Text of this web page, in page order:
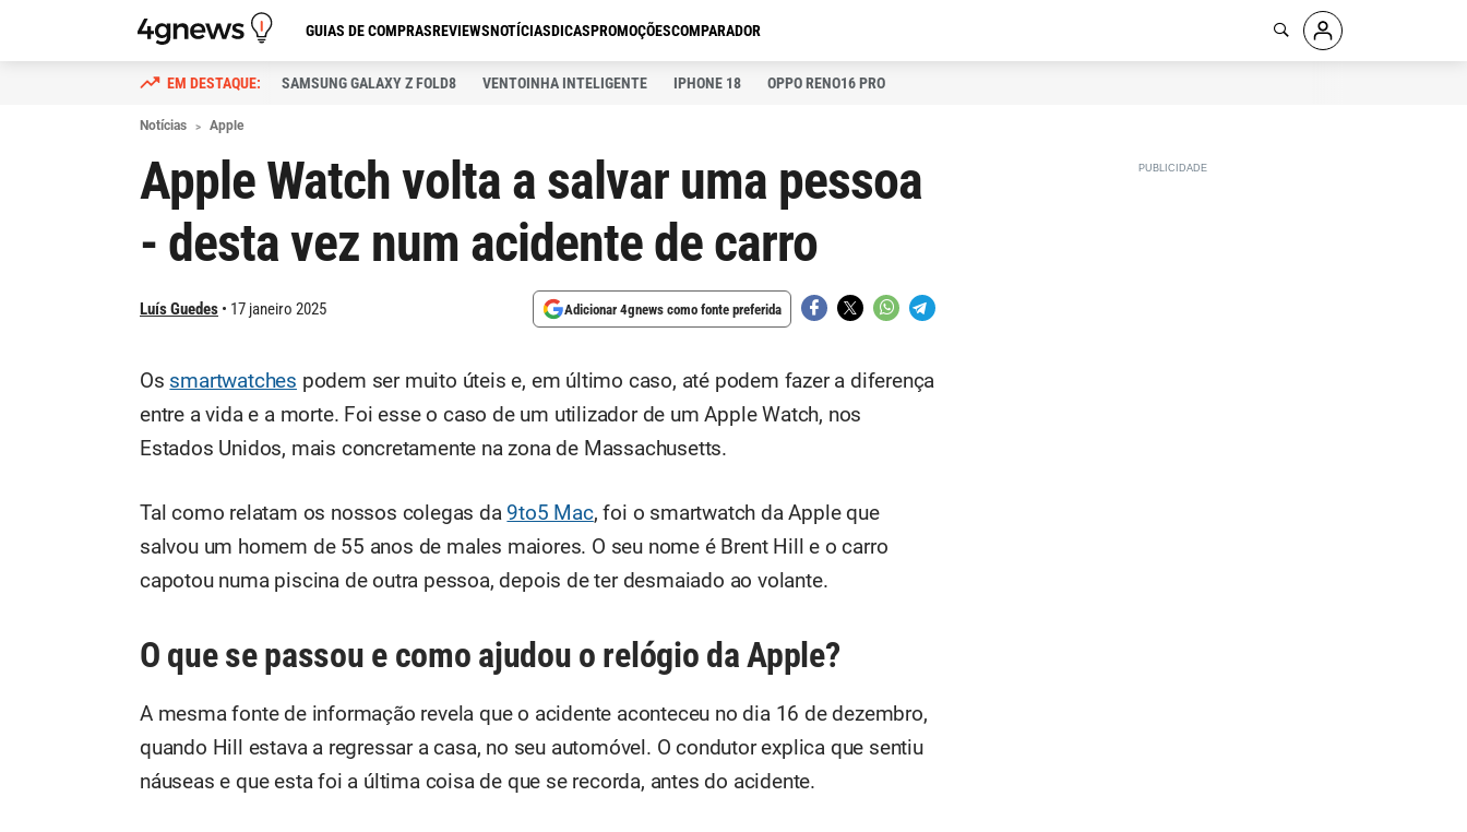
GUIAS DE COMPRASREVIEWSNOTÍCIASDICASPROMOÇÕESCOMPARADOR
SAMSUNG GALAXY Z FOLD8 VENTOINHA INTELIGENTE IPHONE 18 OPPO RENO16 PRO
Notícias Apple
Apple Watch volta a salvar uma pessoa
- desta vez num acidente de carro
Luís Guedes 17 janeiro 2025 Adicionar 4gnews como fonte preferida
Os smartwatches podem ser muito úteis e, em último caso, até podem fazer a diferença
entre a vida e a morte. Foi esse o caso de um utilizador de um Apple Watch, nos
Estados Unidos, mais concretamente na zona de Massachusetts.
Tal como relatam os nossos colegas da 9to5 Mac, foi o smartwatch da Apple que
salvou um homem de 55 anos de males maiores. O seu nome é Brent Hill e o carro
capotou numa piscina de outra pessoa, depois de ter desmaiado ao volante.
O que se passou e como ajudou o relógio da Apple?
A mesma fonte de informação revela que o acidente aconteceu no dia 16 de dezembro,
quando Hill estava a regressar a casa, no seu automóvel. O condutor explica que sentiu
náuseas e que esta foi a última coisa de que se recorda, antes do acidente.